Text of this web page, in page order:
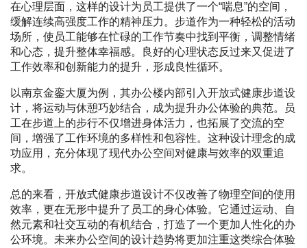
在心理层面，这样的设计为员工提供了一个“喘息”的空间，
缓解连续高强度工作的精神压力。步道作为一种轻松的活动
场所，使员工能够在忙碌的工作节奏中找到平衡，调整情绪
和心态，提升整体幸福感。良好的心理状态反过来又促进了
工作效率和创新能力的提升，形成良性循环。
以南京金銮大厦为例，其办公楼内部引入开放式健康步道设
计，将运动与休憩巧妙结合，成为提升办公体验的典范。员
工在步道上的步行不仅增进身体活力，也拓展了交流的空
间，增强了工作环境的多样性和包容性。这种设计理念的成
功应用，充分体现了现代办公空间对健康与效率的双重追
求。
总的来看，开放式健康步道设计不仅改善了物理空间的使用
效率，更在无形中提升了员工的身心体验。它通过运动、自
然元素和社交互动的有机结合，打造了一个更加人性化的办
公环境。未来办公空间的设计趋势将更加注重这类综合体验